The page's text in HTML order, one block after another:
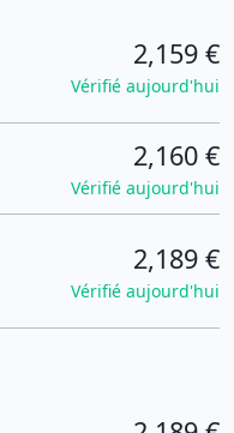
2,159 €
Vérifié aujourd'hui
2,160 €
Vérifié aujourd'hui
2,189 €
Vérifié aujourd'hui